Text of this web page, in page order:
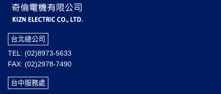
台北總公司
TEL: (02)8973-5633
FAX: (02)2978-7490
台中服務處